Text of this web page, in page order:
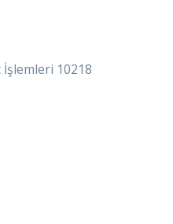
10218